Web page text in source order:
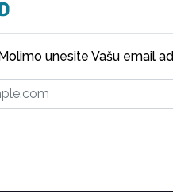
unesite Vašu email